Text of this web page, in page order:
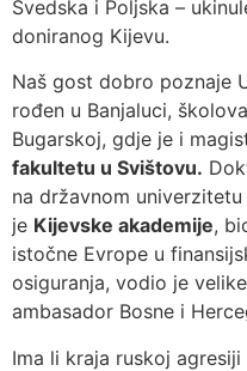
Švedska i Poljska –
doniranog Kijevu.
Naš gost dobro poznaje
rođen u Banjaluci,
Bugarskoj, gdje je i
fakultetu u Svištovu.
na državnom univerzitetu
je Kijevske akademije,
istočne Evrope u
osiguranja, vodio je
ambasador Bosne i
Ima li kraja ruskoj